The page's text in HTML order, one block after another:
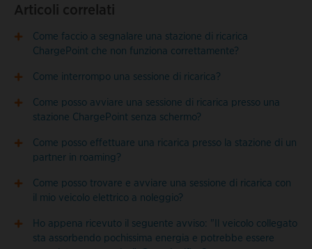
Articoli correlati
Come faccio a segnalare una stazione di ricarica
ChargePoint che non funziona correttamente?
Come interrompo una sessione di ricarica?
Come posso avviare una sessione di ricarica presso una
stazione ChargePoint senza schermo?
Come posso effettuare una ricarica presso la stazione di un
partner in roaming?
Come posso trovare e avviare una sessione di ricarica con
il mio veicolo elettrico a noleggio?
Ho appena ricevuto il seguente avviso: "Il veicolo collegato
sta assorbendo pochissima energia e potrebbe essere